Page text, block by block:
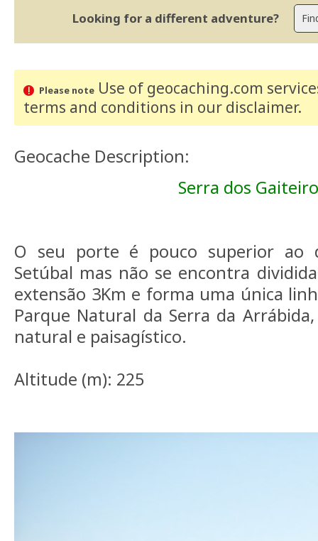
Looking for a different adventure?
Please noteUse of geocaching.com
terms and conditions in our disclaimer.
Geocache Description:
Serra dos
O seu porte é pouco superior ao
Setúbal mas não se encontra
extensão 3Km e forma uma única
Parque Natural da Serra da
natural e paisagístico.
Altitude (m): 225